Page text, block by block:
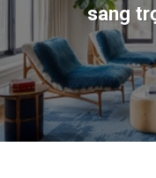
sang